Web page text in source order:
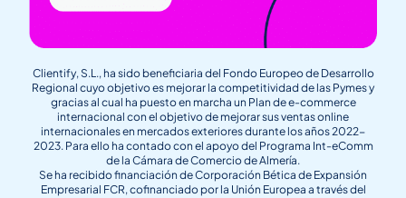
Clientify, S.L., ha sido beneficiaria del Fondo Europeo de Desarrollo
Regional cuyo objetivo es mejorar la competitividad de las Pymes y
gracias al cual ha puesto en marcha un Plan de e-commerce
internacional con el objetivo de mejorar sus ventas online
internacionales en mercados exteriores durante los años 2022-
2023. Para ello ha contado con el apoyo del Programa Int-eComm
de la Cámara de Comercio de Almería.
Se ha recibido financiación de Corporación Bética de Expansión
Empresarial FCR, cofinanciado por la Unión Europea a través del